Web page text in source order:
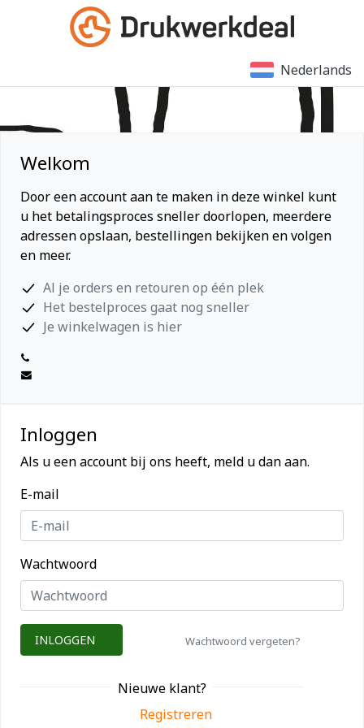
Nederlands
Welkom
Door een account aan te maken in deze winkel kunt
u het betalingsproces sneller doorlopen, meerdere
adressen opslaan, bestellingen bekijken en volgen
en meer.
Al je orders en retouren op één plek
Het bestelproces gaat nog sneller
Je winkelwagen is hier
Inloggen
Als u een account bij ons heeft, meld u dan aan.
E-mail
Wachtwoord
INLOGGEN Wachtwoord vergeten?
Nieuwe klant?
Registreren